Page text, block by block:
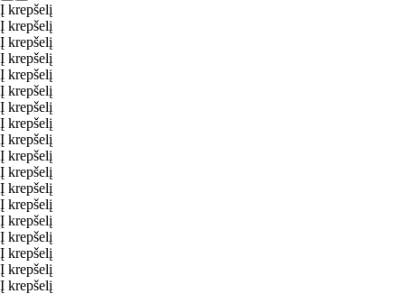
Į krepšelį
Į krepšelį
Į krepšelį
Į krepšelį
Į krepšelį
Į krepšelį
Į krepšelį
Į krepšelį
Į krepšelį
Į krepšelį
Į krepšelį
Į krepšelį
Į krepšelį
Į krepšelį
Į krepšelį
Į krepšelį
Į krepšelį
Į krepšelį